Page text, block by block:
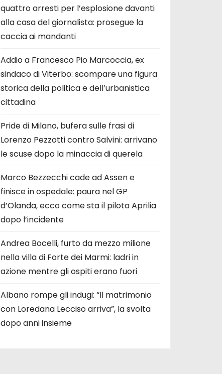
quattro arresti per l’esplosione davanti
alla casa del giornalista: prosegue la
caccia ai mandanti
Addio a Francesco Pio Marcoccia, ex
sindaco di Viterbo: scompare una figura
storica della politica e dell’urbanistica
cittadina
Pride di Milano, bufera sulle frasi di
Lorenzo Pezzotti contro Salvini: arrivano
le scuse dopo la minaccia di querela
Marco Bezzecchi cade ad Assen e
finisce in ospedale: paura nel GP
d’Olanda, ecco come sta il pilota Aprilia
dopo l’incidente
Andrea Bocelli, furto da mezzo milione
nella villa di Forte dei Marmi: ladri in
azione mentre gli ospiti erano fuori
Albano rompe gli indugi: “Il matrimonio
con Loredana Lecciso arriva”, la svolta
dopo anni insieme